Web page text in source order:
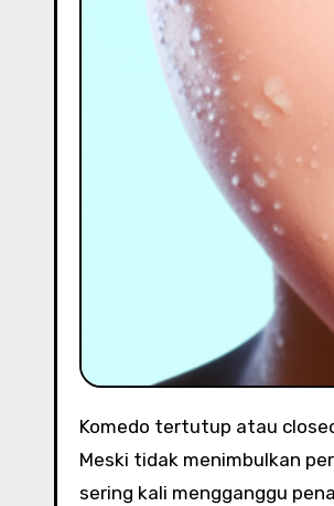
Komedo tertutup atau closed comedo merupakan salah satu masalah kulit yang umum dialami banyak orang.
Meski tidak menimbulkan
sering kali mengganggu